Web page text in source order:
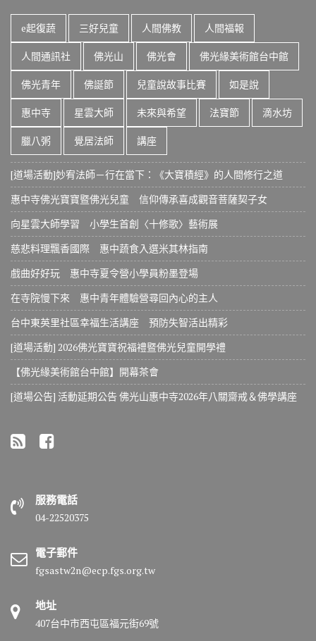
e起復蔬 三好兒童 人間佛教 人間福報
人間通訊社 佛光山 佛光會 佛光緣美術館台中館
佛光青年 佛誕節 兒童說故事比賽 如是說
惠中寺 星雲大師 未來與希望 法寶節 滴水坊
臘八粥 覺居法師 講座
[道場活動]妙宥法師－行在當下：《大寶積經》的人間修行之道
惠中寺佛光寶寶暨佛光兒童 信仰傳承喜成觀音菩薩契子女
向星雲大師學習 小學生首創〈十修歌〉藝術展
慈悲料理飄香國際 惠中蔬食入選米其林指南
戲曲好好玩 惠中寺夏令營小學員粉墨登場
在寺院慢下來 惠中青年體驗營尋回內心的主人
台中東英里社區幸福生活講座 預防失智活出精彩
[道場活動] 2026佛光寶寶祝福禮暨佛光兒童開學禮
【佛光緣美術館台中館】開幕茶會
[道場公告] 活動延期公告 佛光山惠中寺2026年八關齋戒＆佛學講座
服務電話
04-22520375
電子郵件
fgsastw2n@ecp.fgs.org.tw
地址
407台中市西屯區福元街69號